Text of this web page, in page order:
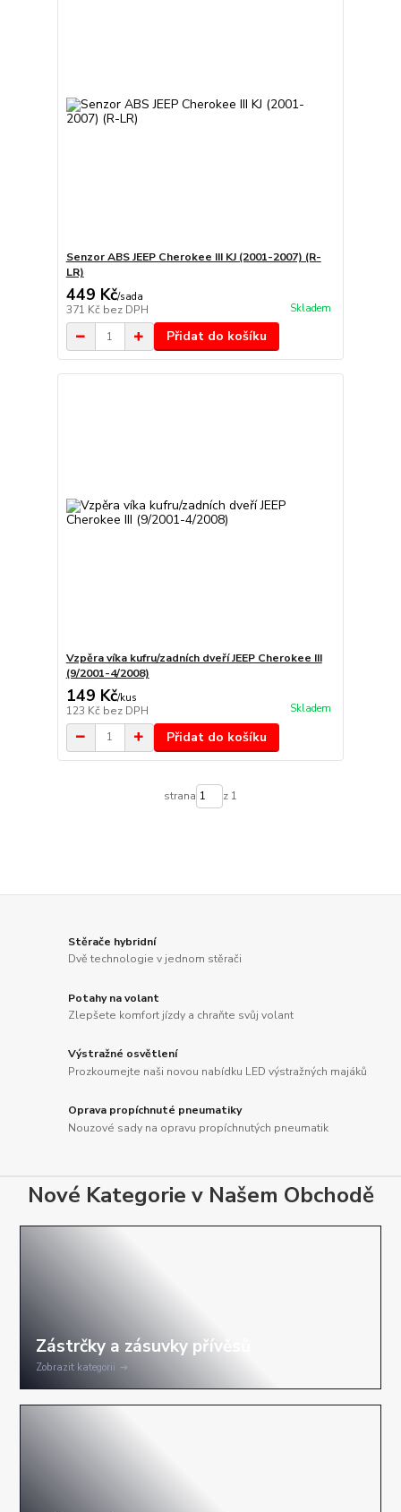
Senzor ABS JEEP Cherokee III KJ (2001-2007) (R-
LR)
449 Kč/sada
371 Kč bez DPH Skladem
Přidat do košíku
Vzpěra víka kufru/zadních dveří JEEP Cherokee III
(9/2001-4/2008)
149 Kč/kus
123 Kč bez DPH Skladem
Přidat do košíku
strana z 1
Stěrače hybridní
Dvě technologie v jednom stěrači
Potahy na volant
Zlepšete komfort jízdy a chraňte svůj volant
Výstražné osvětlení
Prozkoumejte naši novou nabídku LED výstražných majáků
Oprava propíchnuté pneumatiky
Nouzové sady na opravu propíchnutých pneumatik
Nové Kategorie v Našem Obchodě
Zobrazit kategorii